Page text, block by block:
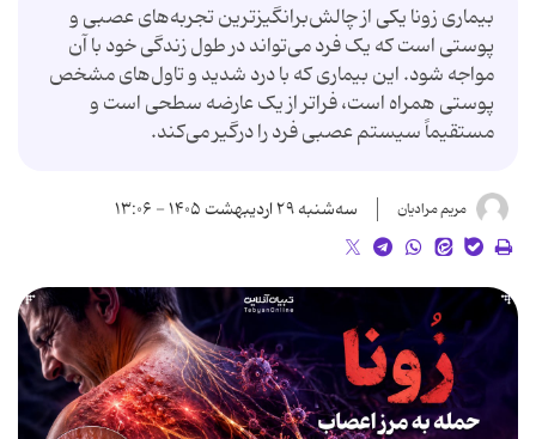
بیماری زونا یکی از چالش‌برانگیزترین تجربه‌های عصبی و
پوستی است که یک فرد می‌تواند در طول زندگی خود با آن
مواجه شود. این بیماری که با درد شدید و تاول‌های مشخص
پوستی همراه است، فراتر از یک عارضه سطحی است و
مستقیماً سیستم عصبی فرد را درگیر می‌کند.
مریم مرادیان سه‌شنبه ۲۹ اردیبهشت ۱۴۰۵ - ۱۳:۰۶